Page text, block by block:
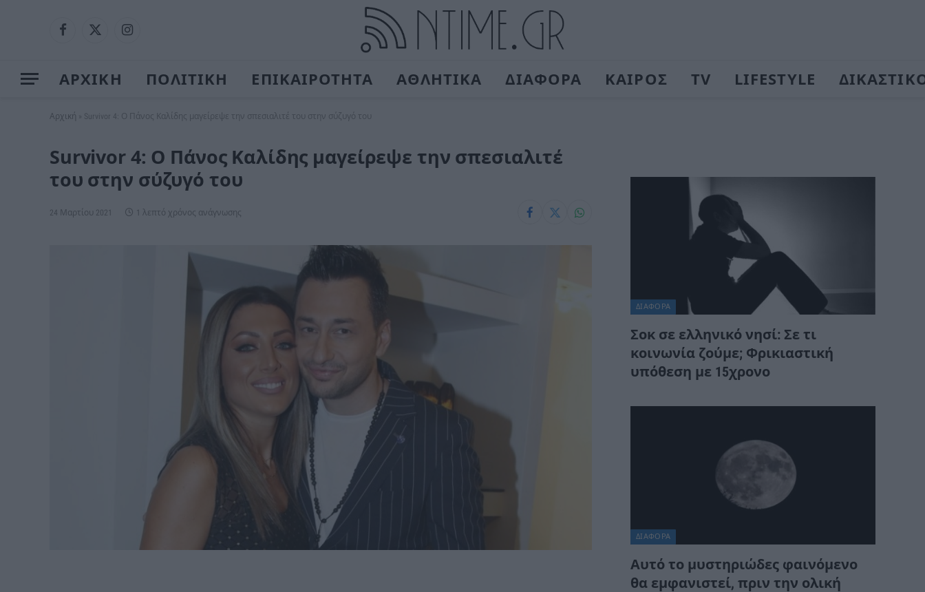
Facebook
X
Instagram
ΑΡΧΙΚΗ ΠΟΛΙΤΙΚΗ ΕΠΙΚΑΙΡΟΤΗΤΑ ΑΘΛΗΤΙΚΑ ΔΙΑΦΟΡΑ ΚΑΙΡΟΣ TV LIFESTYLE
Αρχική Survivor 4: Ο Πάνος Καλίδης μαγείρεψε την σπεσιαλιτέ του στην σύζυγό του
Survivor 4: Ο Πάνος Καλίδης μαγείρεψε την σπεσιαλιτέ
του στην σύζυγό του
24 Μαρτίου 2021 1 λεπτό χρόνος ανάγνωσης
ΔΙΆΦΟΡΑ
Σοκ σε ελληνικό νησί: Σε τι
κοινωνία ζούμε; Φρικιαστική
υπόθεση με 15χρονο
ΔΙΆΦΟΡΑ
Αυτό το μυστηριώδες φαινόμενο
θα εμφανιστεί, πριν την ολική